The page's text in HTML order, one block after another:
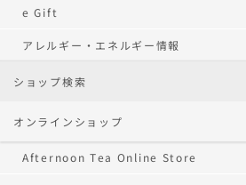
e Gift
アレルギー・エネルギー情報
ショップ検索
オンラインショップ
Afternoon Tea Online Store